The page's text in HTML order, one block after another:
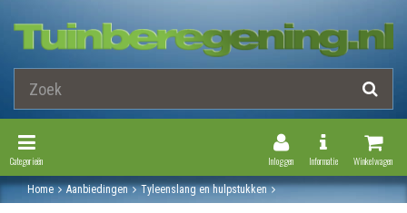
Winkelwagen
Toggle
Informatie
Inloggen
Toggle Navigation
Categorieën
Home Aanbiedingen
Tyleenslang en hulpstukken